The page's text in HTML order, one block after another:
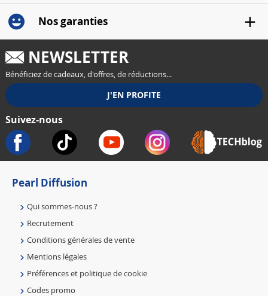
Nos garanties
NEWSLETTER
Bénéficiez de cadeaux, d'offres, de réductions...
Suivez-nous
Pearl Diffusion
Qui sommes-nous ?
Recrutement
Conditions générales de vente
Mentions légales
Préférences et politique de cookie
Codes promo